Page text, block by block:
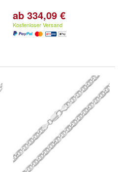
ab 334,09 €
Kostenloser Versand